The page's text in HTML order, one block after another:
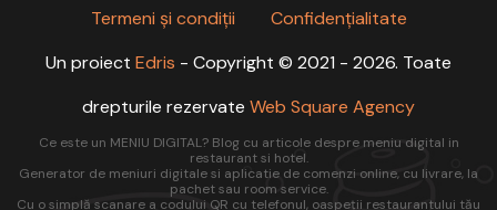
Termeni și condiții
Confidențialitate
Un proiect Edris - Copyright © 2021 - 2026. Toate
drepturile rezervate Web Square Agency
Ce este un MENIU DIGITAL? Blog cu articole despre meniu digital in
restaurant si hotel.
Generator de meniuri digitale si aplicatie de comenzi online, cu livrare, la
pachet sau room service.
Cu o simplă scanare a codului QR cu telefonul, oaspeții restaurantului tău